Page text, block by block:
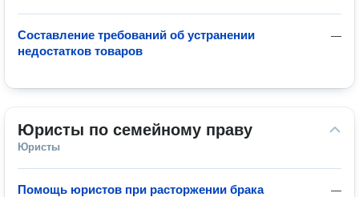
—
Составление требований об устранении
недостатков товаров
Юристы по семейному праву
Юристы
—
Помощь юристов при расторжении брака